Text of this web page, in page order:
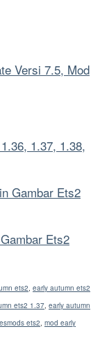
Versi 7.5, Mod
1.37, 1.38,
Ets2
ets2, early autumn ets2
ets2 1.37, early autumn
ets2, mod early